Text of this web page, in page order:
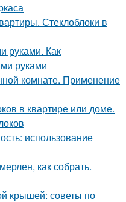
Стеклоблоки в
руками. Как
руками
комнате. Применение
в квартире или доме.
использование
как собрать.
крышей: советы по